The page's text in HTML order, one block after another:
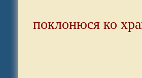
поклонюся ко